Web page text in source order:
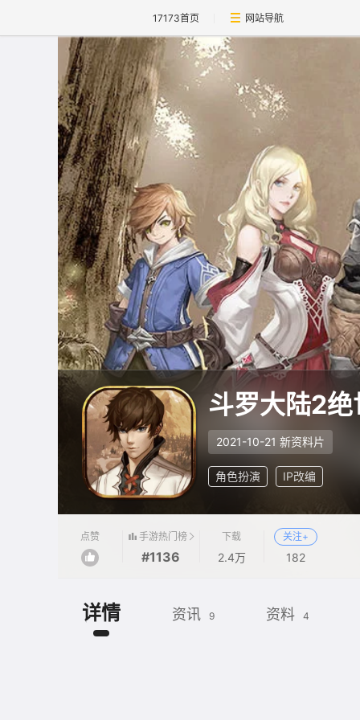
17173首页 网站导航
斗罗大陆2绝
2021-10-21 新资料片
角色扮演 IP改编
点赞 手游热门榜
#1136
下载
2.4万
关注+
182
详情 资讯 9 资料 4